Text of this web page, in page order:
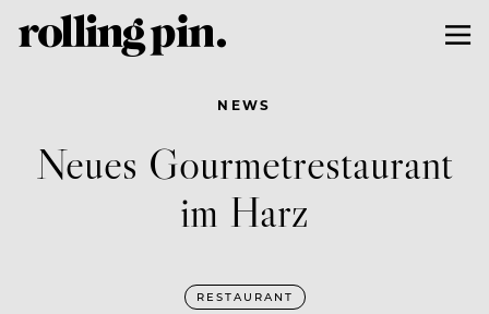
NEWS
Neues Gourmetrestaurant
im Harz
RESTAURANT